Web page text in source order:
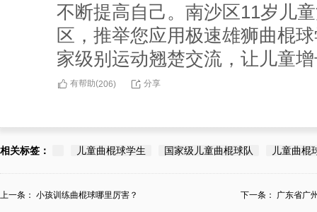
不断提高自己。南沙区11岁儿
区，推举您应用极速雄狮曲棍
家级别运动翘楚交流，让儿童
有帮助(206) 分享
相关标签： 儿童曲棍球学生 国家级儿童曲棍球队 儿童曲棍
上一条： 小孩训练曲棍球哪里厉害？ 下一条： 广东省广